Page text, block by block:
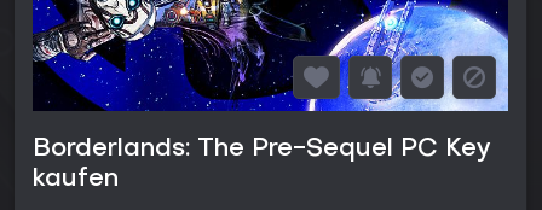
Borderlands: The Pre-Sequel PC Key
kaufen